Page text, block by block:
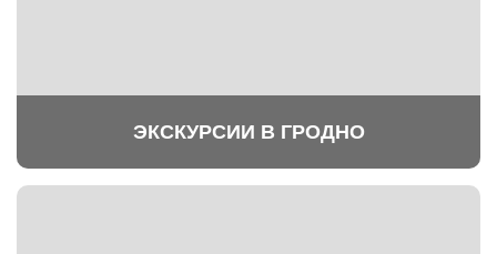
ЭКСКУРСИИ В ГРОДНО